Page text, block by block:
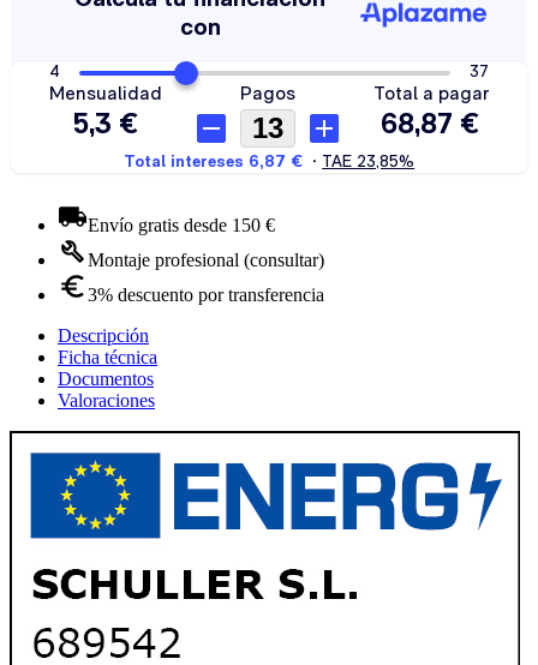
Envío gratis desde 150 €
Montaje profesional (consultar)
3% descuento por transferencia
Descripción
Ficha técnica
Documentos
Valoraciones